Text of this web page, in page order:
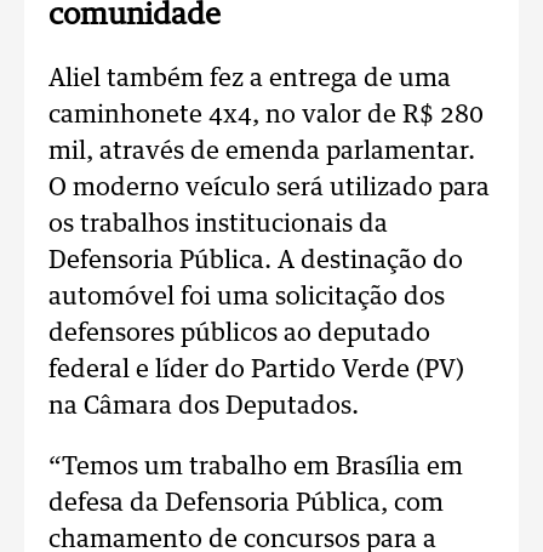
comunidade
Aliel também fez a entrega de uma
caminhonete 4x4, no valor de R$ 280
mil, através de emenda parlamentar.
O moderno veículo será utilizado para
os trabalhos institucionais da
Defensoria Pública. A destinação do
automóvel foi uma solicitação dos
defensores públicos ao deputado
federal e líder do Partido Verde (PV)
na Câmara dos Deputados.
“Temos um trabalho em Brasília em
defesa da Defensoria Pública, com
chamamento de concursos para a